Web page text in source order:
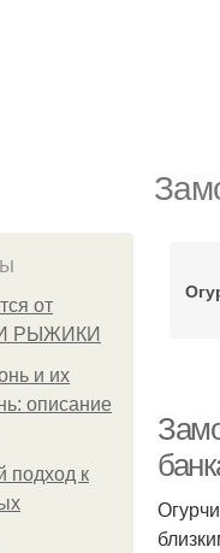
от
РЫЖИКИ
и их
описание
подход к